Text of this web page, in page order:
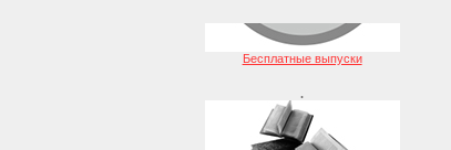
Бесплатные выпуски
.